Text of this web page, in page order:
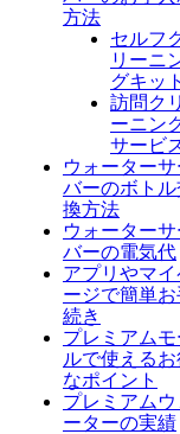
方法
セルフ
リーニ
グキッ
訪問ク
ーニン
サービ
ウォーター
バーのボトル
換方法
ウォーター
バーの電気代
アプリやマイ
ージで簡単お
続き
プレミアムモ
ルで使える
なポイント
プレミアムウ
ーターの実績